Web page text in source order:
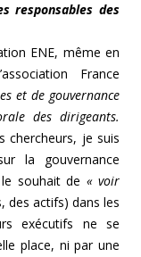
responsables des
ENE, même en
France
et de gouvernance
des dirigeants.
chercheurs, je suis
la gouvernance
souhait de « voir
des actifs) dans les
exécutifs ne se
place, ni par une